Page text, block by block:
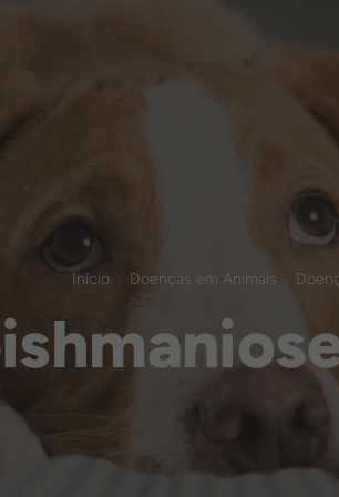
Início Doenças em Animais